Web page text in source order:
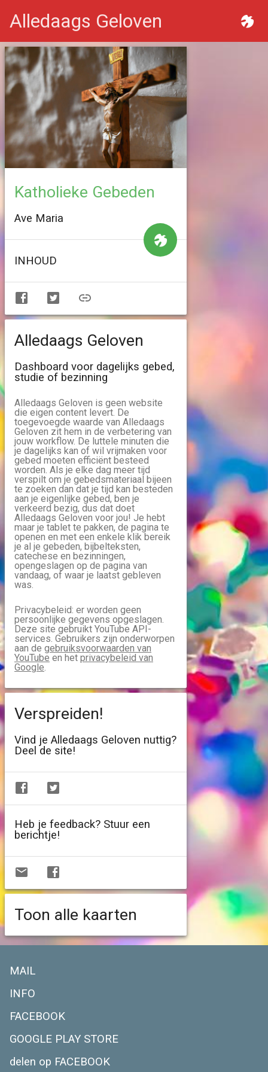
Alledaags Geloven
Katholieke Gebeden
Ave Maria
INHOUD
Alledaags Geloven
Dashboard voor dagelijks gebed,
studie of bezinning
Alledaags Geloven is geen website
die eigen content levert. De
toegevoegde waarde van Alledaags
Geloven zit hem in de verbetering van
jouw workflow. De luttele minuten die
je dagelijks kan of wil vrijmaken voor
gebed moeten efficiënt besteed
worden. Als je elke dag meer tijd
verspilt om je gebedsmateriaal bijeen
te zoeken dan dat je tijd kan besteden
aan je eigenlijke gebed, ben je
verkeerd bezig, dus dat doet
Alledaags Geloven voor jou! Je hebt
maar je tablet te pakken, de pagina te
openen en met een enkele klik bereik
je al je gebeden, bijbelteksten,
catechese en bezinningen,
opengeslagen op de pagina van
vandaag, of waar je laatst gebleven
was.
Privacybeleid: er worden geen
persoonlijke gegevens opgeslagen.
Deze site gebruikt YouTube API-
services. Gebruikers zijn onderworpen
aan de gebruiksvoorwaarden van
YouTube en het privacybeleid van
Google.
Verspreiden!
Vind je Alledaags Geloven nuttig?
Deel de site!
Heb je feedback? Stuur een
berichtje!
Toon alle kaarten
MAIL
INFO
FACEBOOK
GOOGLE PLAY STORE
delen op FACEBOOK